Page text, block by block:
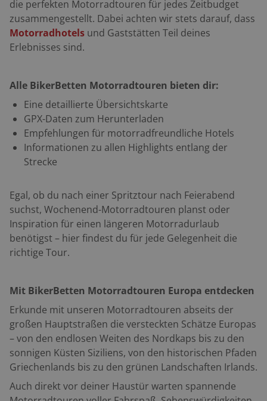
die perfekten Motorradtouren für jedes Zeitbudget
zusammengestellt. Dabei achten wir stets darauf, dass
Motorradhotels und Gaststätten Teil deines
Erlebnisses sind.
Alle BikerBetten Motorradtouren bieten dir:
Eine detaillierte Übersichtskarte
GPX-Daten zum Herunterladen
Empfehlungen für motorradfreundliche Hotels
Informationen zu allen Highlights entlang der
Strecke
Egal, ob du nach einer Spritztour nach Feierabend
suchst, Wochenend-Motorradtouren planst oder
Inspiration für einen längeren Motorradurlaub
benötigst – hier findest du für jede Gelegenheit die
richtige Tour.
Mit BikerBetten Motorradtouren Europa entdecken
Erkunde mit unseren Motorradtouren abseits der
großen Hauptstraßen die versteckten Schätze Europas
– von den endlosen Weiten des Nordkaps bis zu den
sonnigen Küsten Siziliens, von den historischen Pfaden
Griechenlands bis zu den grünen Landschaften Irlands.
Auch direkt vor deiner Haustür warten spannende